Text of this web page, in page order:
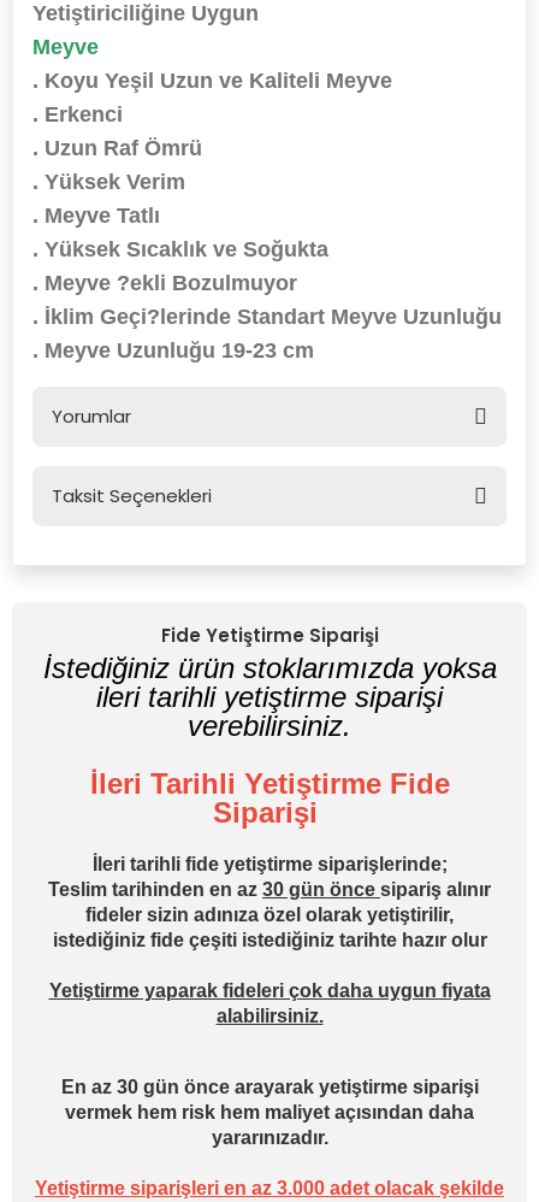
Yetiştiriciliğine Uygun
Meyve
. Koyu Yeşil Uzun ve Kaliteli Meyve
. Erkenci
. Uzun Raf Ömrü
. Yüksek Verim
. Meyve Tatlı
. Yüksek Sıcaklık ve Soğukta
. Meyve ?ekli Bozulmuyor
. İklim Geçi?lerinde Standart Meyve Uzunluğu
. Meyve Uzunluğu 19-23 cm
Yorumlar
Taksit Seçenekleri
Fide Yetiştirme Siparişi
İstediğiniz ürün stoklarımızda yoksa
ileri tarihli yetiştirme siparişi
verebilirsiniz.
İleri Tarihli Yetiştirme Fide
Siparişi
İleri tarihli fide yetiştirme siparişlerinde;
Teslim tarihinden en az 30 gün önce sipariş alınır
fideler sizin adınıza özel olarak yetiştirilir,
istediğiniz fide çeşiti istediğiniz tarihte hazır olur
Yetiştirme yaparak fideleri çok daha uygun fiyata
alabilirsiniz.
En az 30 gün önce arayarak yetiştirme siparişi
vermek hem risk hem maliyet açısından daha
yararınızadır.
Yetiştirme siparişleri en az 3.000 adet olacak şekilde